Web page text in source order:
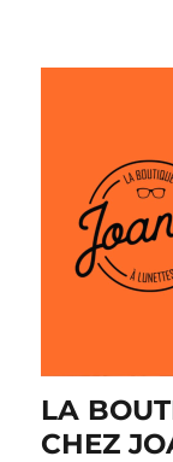
LA
CHEZ